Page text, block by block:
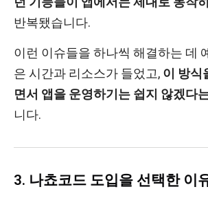
반복됐습니다.
이런 이슈들을 하나씩 해결하는 데
은 시간과 리소스가 들었고, 이 방식
면서 앱을 운영하기는 쉽지 않겠다
니다.
3. 나쵸코드 도입을 선택한 이